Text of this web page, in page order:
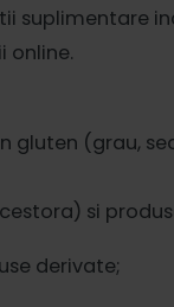
suplimentare
online.
gluten (grau,
si
derivate;